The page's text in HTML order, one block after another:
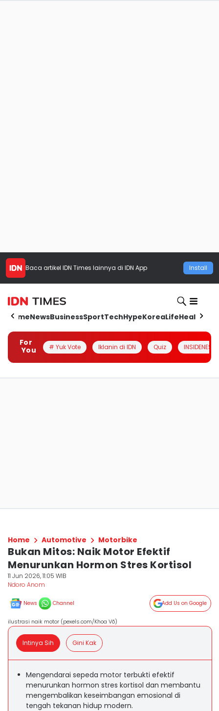
Baca artikel IDN Times lainnya di IDN App Install
HomeNewsBusinessSportTechHypeKoreaLifeHealth
For
You
# Yuk Vote Iklanin di IDN Quiz INSIDENESIA
Home Automotive Motorbike
Bukan Mitos: Naik Motor Efektif
Menurunkan Hormon Stres Kortisol
11 Jun 2026, 11:05 WIB
Ndoro Anom
News Channel Add Us on Google
ilustrasi naik motor (pexels.com/Khoa Võ)
Intinya Sih Gini Kak
Mengendarai sepeda motor terbukti efektif
menurunkan hormon stres kortisol dan membantu
mengembalikan keseimbangan emosional di
tengah tekanan hidup modern.